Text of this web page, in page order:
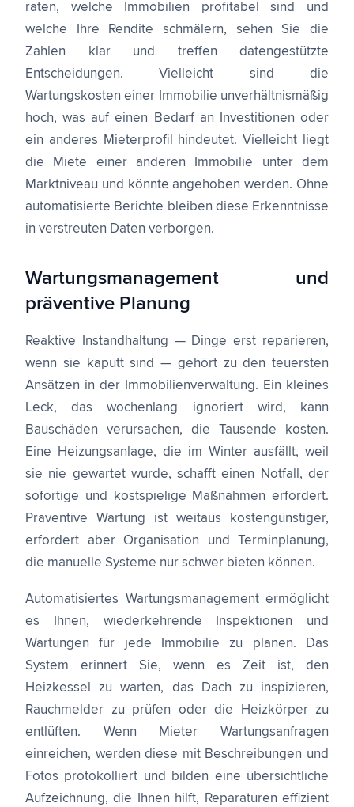
raten, welche Immobilien profitabel sind und
welche Ihre Rendite schmälern, sehen Sie die
Zahlen klar und treffen datengestützte
Entscheidungen. Vielleicht sind die
Wartungskosten einer Immobilie unverhältnismäßig
hoch, was auf einen Bedarf an Investitionen oder
ein anderes Mieterprofil hindeutet. Vielleicht liegt
die Miete einer anderen Immobilie unter dem
Marktniveau und könnte angehoben werden. Ohne
automatisierte Berichte bleiben diese Erkenntnisse
in verstreuten Daten verborgen.
Wartungsmanagement und
präventive Planung
Reaktive Instandhaltung — Dinge erst reparieren,
wenn sie kaputt sind — gehört zu den teuersten
Ansätzen in der Immobilienverwaltung. Ein kleines
Leck, das wochenlang ignoriert wird, kann
Bauschäden verursachen, die Tausende kosten.
Eine Heizungsanlage, die im Winter ausfällt, weil
sie nie gewartet wurde, schafft einen Notfall, der
sofortige und kostspielige Maßnahmen erfordert.
Präventive Wartung ist weitaus kostengünstiger,
erfordert aber Organisation und Terminplanung,
die manuelle Systeme nur schwer bieten können.
Automatisiertes Wartungsmanagement ermöglicht
es Ihnen, wiederkehrende Inspektionen und
Wartungen für jede Immobilie zu planen. Das
System erinnert Sie, wenn es Zeit ist, den
Heizkessel zu warten, das Dach zu inspizieren,
Rauchmelder zu prüfen oder die Heizkörper zu
entlüften. Wenn Mieter Wartungsanfragen
einreichen, werden diese mit Beschreibungen und
Fotos protokolliert und bilden eine übersichtliche
Aufzeichnung, die Ihnen hilft, Reparaturen effizient